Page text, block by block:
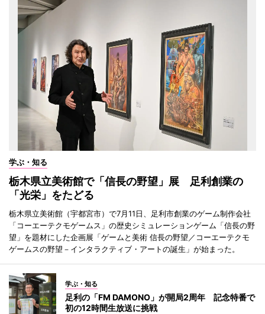
学ぶ・知る
栃木県立美術館で「信長の野望」展 足利創業の
「光栄」をたどる
栃木県立美術館（宇都宮市）で7月11日、足利市創業のゲーム制作会社
「コーエーテクモゲームス」の歴史シミュレーションゲーム「信長の野
望」を題材にした企画展「ゲームと美術 信長の野望／コーエーテクモ
ゲームスの野望－インタラクティブ・アートの誕生」が始まった。
学ぶ・知る
足利の「FM DAMONO」が開局2周年 記念特番で
初の12時間生放送に挑戦